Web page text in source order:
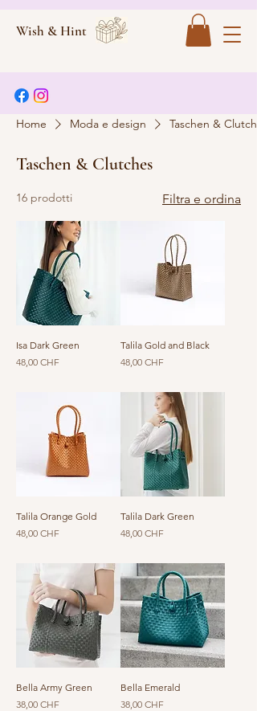
Wish & Hint
Home Moda e design Taschen &
Taschen & Clutches
16 prodotti Filtra e ordina
Isa Dark Green
Prezzo
48,00 CHF
Talila Gold and Black
Prezzo
48,00 CHF
Talila Orange Gold
Prezzo
48,00 CHF
Talila Dark Green
Prezzo
48,00 CHF
Bella Army Green
Prezzo
38,00 CHF
Bella Emerald
Prezzo
38,00 CHF